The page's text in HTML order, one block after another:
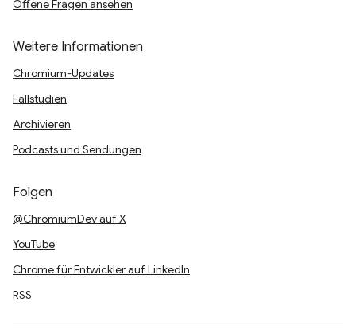
Offene Fragen ansehen
Weitere Informationen
Chromium-Updates
Fallstudien
Archivieren
Podcasts und Sendungen
Folgen
@ChromiumDev auf X
YouTube
Chrome für Entwickler auf LinkedIn
RSS